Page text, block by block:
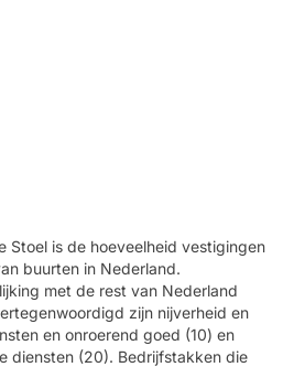
Stoel is de hoeveelheid vestigingen
buurten in Nederland.
met de rest van Nederland
zijn nijverheid en
en onroerend goed (10) en
diensten (20). Bedrijfstakken die